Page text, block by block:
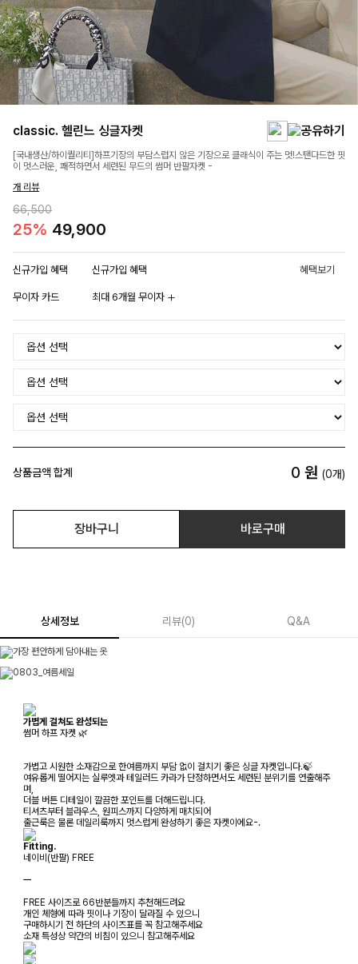
classic. 헬린느 싱글자켓
[국내생산/하이퀄리티]하프기장의 부담스럽지 않은 기장으로 클래식이 주는 멋!스탠다드한 핏
이 멋스러운, 쾌적하면서 세련된 무드의 썸머 반팔자켓 -
개 리뷰
66,500
25% 49,900
신규가입 혜택 신규가입 혜택 혜택보기
무이자 카드 최대 6개월 무이자
상품금액 합계 0 원 (0개)
장바구니 바로구매
상세정보 리뷰(0) Q&A
가볍게 걸쳐도 완성되는
썸머 하프 자켓 🌿
가볍고 시원한 소재감으로 한여름까지 부담 없이 걸치기 좋은 싱글 자켓입니다.🍃
여유롭게 떨어지는 실루엣과 테일러드 카라가 단정하면서도 세련된 분위기를 연출해주
며,
더블 버튼 디테일이 깔끔한 포인트를 더해드립니다.
티셔츠부터 블라우스, 원피스까지 다양하게 매치되어
출근룩은 물론 데일리룩까지 멋스럽게 완성하기 좋은 자켓이에요-.
Fitting.
네이비(반팔) FREE
ㅡ
FREE 사이즈로 66반분들까지 추천해드려요
개인 체형에 따라 핏이나 기장이 달라질 수 있으니
구매하시기 전 하단의 사이즈표를 꼭 참고해주세요
소재 특성상 약간의 비침이 있으니 참고해주세요